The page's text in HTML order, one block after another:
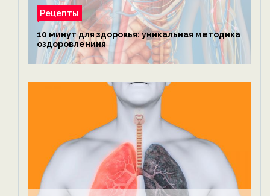
Рецепты
10 минут для здоровья: уникальная методика
оздоровлениия